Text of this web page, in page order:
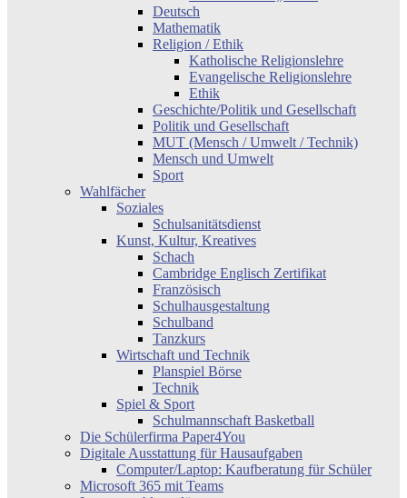
Deutsch
Mathematik
Religion / Ethik
Katholische Religionslehre
Evangelische Religionslehre
Ethik
Geschichte/Politik und Gesellschaft
Politik und Gesellschaft
MUT (Mensch / Umwelt / Technik)
Mensch und Umwelt
Sport
Wahlfächer
Soziales
Schulsanitätsdienst
Kunst, Kultur, Kreatives
Schach
Cambridge Englisch Zertifikat
Französisch
Schulhausgestaltung
Schulband
Tanzkurs
Wirtschaft und Technik
Planspiel Börse
Technik
Spiel & Sport
Schulmannschaft Basketball
Die Schülerfirma Paper4You
Digitale Ausstattung für Hausaufgaben
Computer/Laptop: Kaufberatung für Schüler
Microsoft 365 mit Teams